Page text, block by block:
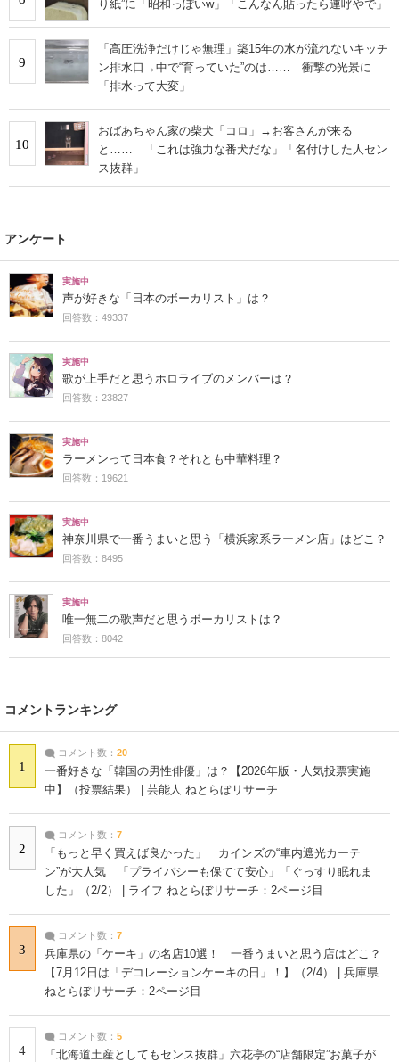
り紙”に「昭和っぽいw」「こんなん貼ったら連呼やで」
9
「高圧洗浄だけじゃ無理」築15年の水が流れないキッチ
ン排水口→中で“育っていた”のは…… 衝撃の光景に
「排水って大変」
10
おばあちゃん家の柴犬「コロ」→お客さんが来る
と…… 「これは強力な番犬だな」「名付けした人セン
ス抜群」
アンケート
実施中
声が好きな「日本のボーカリスト」は？
回答数：49337
実施中
歌が上手だと思うホロライブのメンバーは？
回答数：23827
実施中
ラーメンって日本食？それとも中華料理？
回答数：19621
実施中
神奈川県で一番うまいと思う「横浜家系ラーメン店」はどこ？
回答数：8495
実施中
唯一無二の歌声だと思うボーカリストは？
回答数：8042
コメントランキング
1
コメント数： 20
一番好きな「韓国の男性俳優」は？【2026年版・人気投票実施
中】（投票結果） | 芸能人 ねとらぼリサーチ
2
コメント数： 7
「もっと早く買えば良かった」 カインズの“車内遮光カーテ
ン”が大人気 「プライバシーも保てて安心」「ぐっすり眠れま
した」（2/2） | ライフ ねとらぼリサーチ：2ページ目
3
コメント数： 7
兵庫県の「ケーキ」の名店10選！ 一番うまいと思う店はどこ？
【7月12日は「デコレーションケーキの日」！】（2/4） | 兵庫県
ねとらぼリサーチ：2ページ目
4
コメント数： 5
「北海道土産としてもセンス抜群」六花亭の“店舗限定”お菓子が